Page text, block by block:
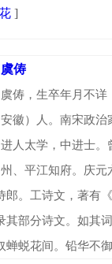
]
虞俦
虞俦，生卒年月不
安徽）人。南宋政治
进人太学，中进士。
州、平江知府。庆元
郎。工诗文，著有
其部分诗文。如其
蜕花间。铅华不